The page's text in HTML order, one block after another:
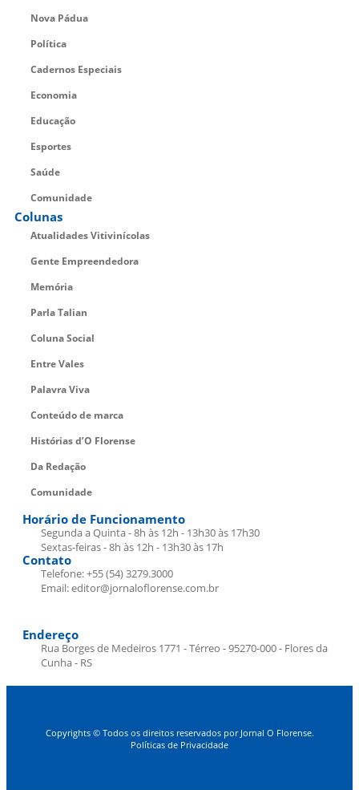
Nova Pádua
Política
Cadernos Especiais
Economia
Educação
Esportes
Saúde
Comunidade
Colunas
Atualidades Vitivinícolas
Gente Empreendedora
Memória
Parla Talian
Coluna Social
Entre Vales
Palavra Viva
Conteúdo de marca
Histórias d’O Florense
Da Redação
Comunidade
Horário de Funcionamento
Segunda a Quinta - 8h às 12h - 13h30 às 17h30
Sextas-feiras - 8h às 12h - 13h30 às 17h
Contato
Telefone: +55 (54) 3279.3000
Email: editor@jornaloflorense.com.br
Endereço
Rua Borges de Medeiros 1771 - Térreo - 95270-000 - Flores da
Cunha - RS
Copyrights © Todos os direitos reservados por Jornal O Florense.
Políticas de Privacidade